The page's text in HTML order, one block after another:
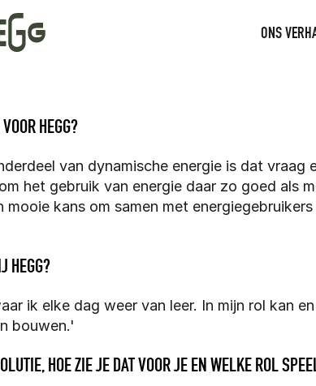
HEGG?
van dynamische energie is dat vraag
het gebruik van energie daar zo goed als
kans om samen met
HEGG?
ik elke dag weer van leer. In mijn rol kan
bouwen.'
HOE ZIE JE DAT VOOR JE EN WELKE ROL
ONS